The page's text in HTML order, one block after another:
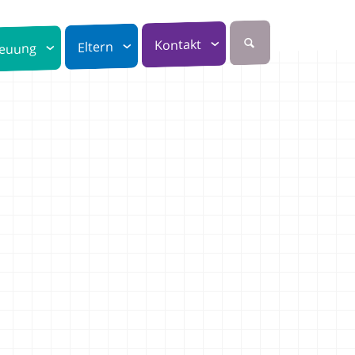
Eltern Kontakt